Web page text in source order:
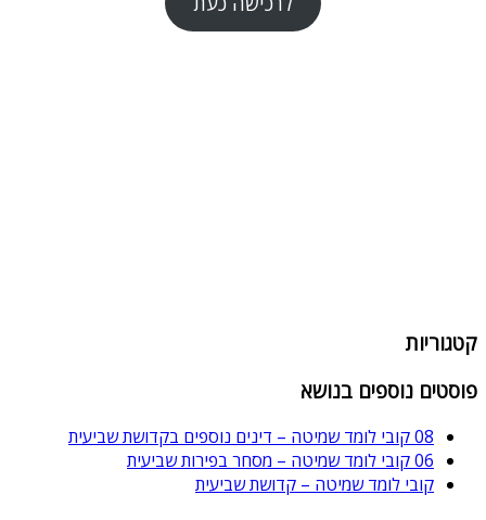
קטגוריות
פוסטים נוספים בנושא
08 קובי לומד שמיטה – דינים נוספים בקדושת שביעית
06 קובי לומד שמיטה – מסחר בפירות שביעית
קובי לומד שמיטה – קדושת שביעית